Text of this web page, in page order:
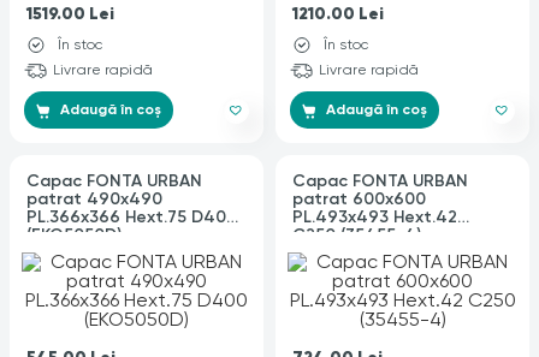
1519.00 Lei
În stoc
Livrare rapidă
Adaugă în coș
1210.00 Lei
În stoc
Livrare rapidă
Adaugă în coș
Capac FONTA URBAN
patrat 490x490
PL.366x366 Hext.75 D400
(EKO5050D)
Capac FONTA URBAN
patrat 600x600
PL.493x493 Hext.42
C250 (35455-4)